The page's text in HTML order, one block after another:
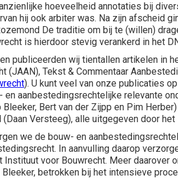
hoeveelheid annotaties bij
hij ook arbiter was. Na zijn afscheid
De traditie om bij te (willen)
is hierdoor stevig verankerd in het
publiceerden wij tientallen artikelen in
(JAAN), Tekst & Commentaar
). U kunt veel van onze publicaties
en aanbestedingsrechtelijke relevante
Bleeker, Bert van der Zijpp en Pim
Versteeg), alle uitgegeven door
we de bouw- en
In aanvulling daarop
Instituut voor Bouwrecht. Meer daarover
betrokken bij het intensieve